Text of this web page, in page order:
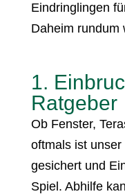
Eindringlingen
Daheim rundum
1.
Ratgeber
Ob Fenster,
oftmals ist
gesichert und
Spiel. Abhilfe